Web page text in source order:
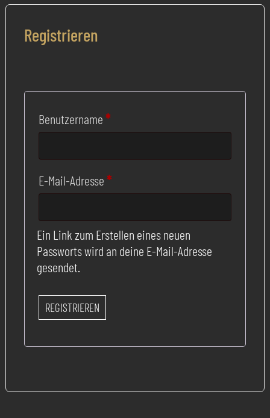
Registrieren
Benutzername*Erforderlich
E-Mail-Adresse*Erforderlich
Ein Link zum Erstellen eines neuen
Passworts wird an deine E-Mail-Adresse
gesendet.
REGISTRIEREN